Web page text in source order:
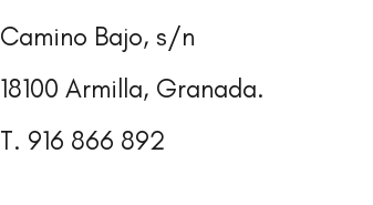
Camino Bajo, s/n
18100 Armilla, Granada.
T. 916 866 892